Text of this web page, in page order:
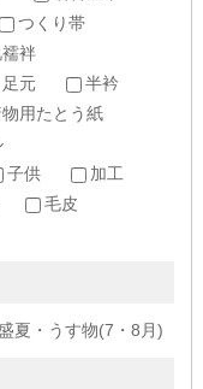
つくり帯
襦袢
足元
半衿
用たとう紙
子供
加工
毛皮
夏・うす物(7・8月)